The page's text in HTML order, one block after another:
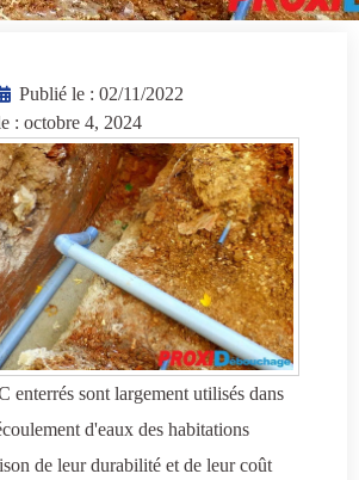
Publié le : 02/11/2022
: octobre 4, 2024
enterrés sont largement utilisés dans
d'eaux des habitations
de leur durabilité et de leur coût